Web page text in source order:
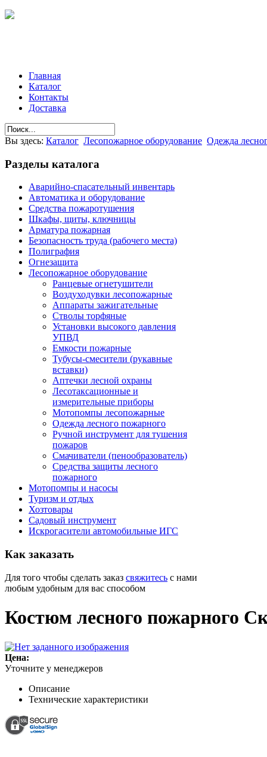
Главная
Каталог
Контакты
Доставка
Вы здесь: Каталог Лесопожарное оборудование Одежда
Разделы каталога
Аварийно-спасательный инвентарь
Автоматика и оборудование
Средства пожаротушения
Шкафы, щиты, ключницы
Арматура пожарная
Безопасность труда (рабочего места)
Полиграфия
Огнезащита
Лесопожарное оборудование
Ранцевые огнетушители
Воздуходувки лесопожарные
Аппараты зажигательные
Стволы торфяные
Установки высокого давления
УПВД
Емкости пожарные
Тубусы-смесители (рукавные
вставки)
Аптечки лесной охраны
Лесотаксационные и
измерительные приборы
Мотопомпы лесопожарные
Одежда лесного пожарного
Ручной инструмент для тушения
пожаров
Смачиватели (пенообразователь)
Средства защиты лесного
пожарного
Мотопомпы и насосы
Туризм и отдых
Хозтовары
Садовый инструмент
Искрогасители автомобильные ИГС
Как заказать
Для того чтобы сделать заказ свяжитесь с нами
любым удобным для вас способом
Костюм лесного пожарного
Цена:
Уточните у менеджеров
Описание
Технические характеристики